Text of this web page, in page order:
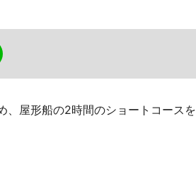
屋形船の2時間のショートコースを